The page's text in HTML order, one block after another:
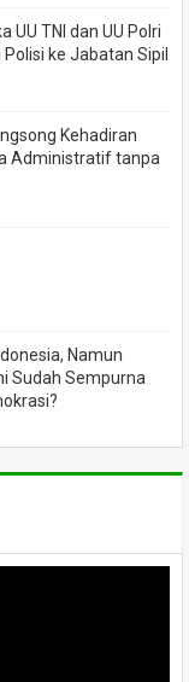
UU TNI dan UU Polri
ke Jabatan Sipil
Kehadiran
Administratif tanpa
Namun
Sudah Sempurna